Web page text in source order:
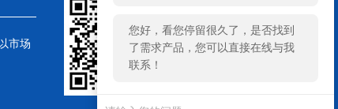
您好，看您停留很久了，是否找到
了需求产品，您可以直接在线与我
联系！
市场